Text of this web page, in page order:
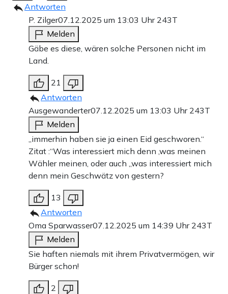
Antworten
P. Zilger07.12.2025 um 13:03 Uhr 243T
Melden
Gäbe es diese, wären solche Personen nicht im
Land.
21
Antworten
Ausgewanderter07.12.2025 um 13:03 Uhr 243T
Melden
„immerhin haben sie ja einen Eid geschworen.“
Zitat :“Was interessiert mich denn ,was meinen
Wähler meinen, oder auch „was interessiert mich
denn mein Geschwätz von gestern?
13
Antworten
Oma Sparwasser07.12.2025 um 14:39 Uhr 243T
Melden
Sie haften niemals mit ihrem Privatvermögen, wir
Bürger schon!
2